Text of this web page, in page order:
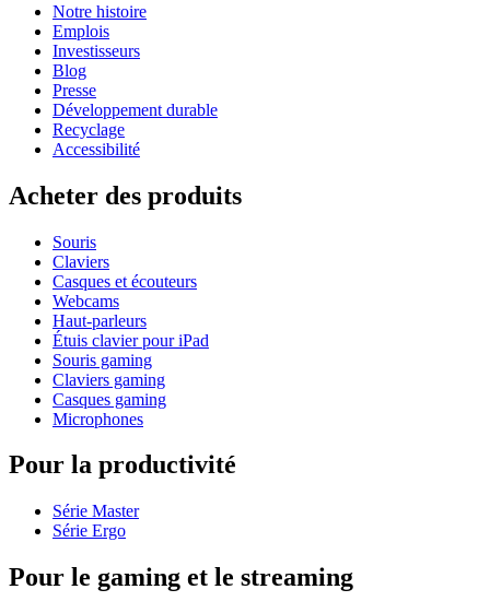
Notre histoire
Emplois
Investisseurs
Blog
Presse
Développement durable
Recyclage
Accessibilité
Acheter des produits
Souris
Claviers
Casques et écouteurs
Webcams
Haut-parleurs
Étuis clavier pour iPad
Souris gaming
Claviers gaming
Casques gaming
Microphones
Pour la productivité
Série Master
Série Ergo
Pour le gaming et le streaming